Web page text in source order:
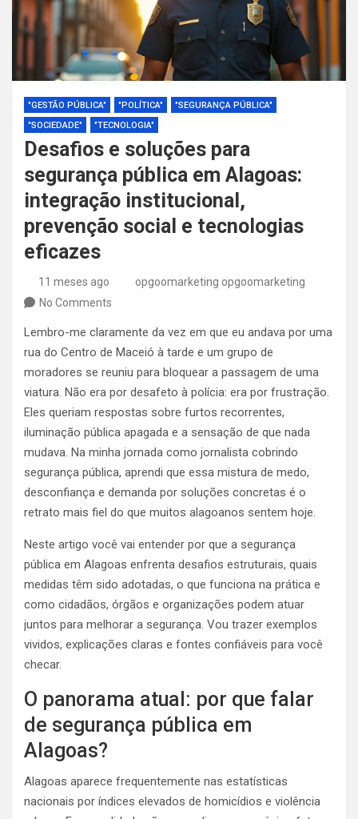
"GESTÃO PÚBLICA" "POLÍTICA"
"SEGURANÇA PÚBLICA"
"SOCIEDADE"
"TECNOLOGIA"
Desafios e soluções para
segurança pública em Alagoas:
integração institucional,
prevenção social e tecnologias
eficazes
11 meses ago
opgoomarketing opgoomarketing
No Comments
Lembro-me claramente da vez em que eu andava por uma
rua do Centro de Maceió à tarde e um grupo de
moradores se reuniu para bloquear a passagem de uma
viatura. Não era por desafeto à polícia: era por frustração.
Eles queriam respostas sobre furtos recorrentes,
iluminação pública apagada e a sensação de que nada
mudava. Na minha jornada como jornalista cobrindo
segurança pública, aprendi que essa mistura de medo,
desconfiança e demanda por soluções concretas é o
retrato mais fiel do que muitos alagoanos sentem hoje.
Neste artigo você vai entender por que a segurança
pública em Alagoas enfrenta desafios estruturais, quais
medidas têm sido adotadas, o que funciona na prática e
como cidadãos, órgãos e organizações podem atuar
juntos para melhorar a segurança. Vou trazer exemplos
vividos, explicações claras e fontes confiáveis para você
checar.
O panorama atual: por que falar
de segurança pública em
Alagoas?
Alagoas aparece frequentemente nas estatísticas
nacionais por índices elevados de homicídios e violência